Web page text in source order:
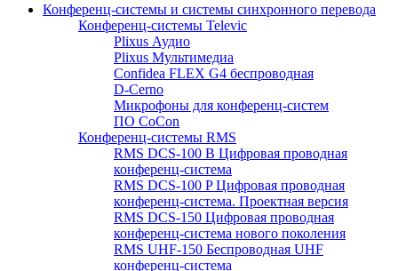
Конференц-системы и системы синхронного перевода
Конференц-системы Televic
Plixus Аудио
Plixus Мультимедиа
Confidea FLEX G4 беспроводная
D-Cerno
Микрофоны для конференц-систем
ПО CoCon
Конференц-системы RMS
RMS DCS-100 B Цифровая проводная
конференц-система
RMS DCS-100 P Цифровая проводная
конференц-система. Проектная версия
RMS DCS-150 Цифровая проводная
конференц-система нового поколения
RMS UHF-150 Беспроводная UHF
конференц-система